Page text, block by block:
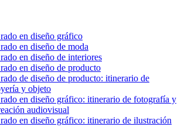
en diseño gráfico
en diseño de moda
en diseño de interiores
en diseño de producto
de diseño de producto: itinerario de
y objeto
en diseño gráfico: itinerario de fotografía y
audiovisual
en diseño gráfico: itinerario de ilustración